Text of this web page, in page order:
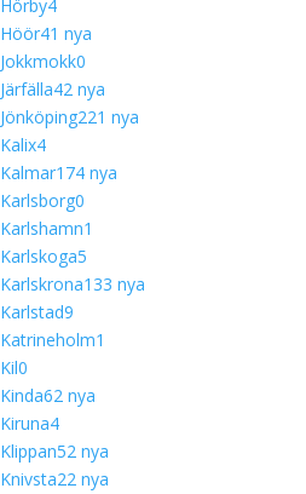
Hörby4
Höör41 nya
Jokkmokk0
Järfälla42 nya
Jönköping221 nya
Kalix4
Kalmar174 nya
Karlsborg0
Karlshamn1
Karlskoga5
Karlskrona133 nya
Karlstad9
Katrineholm1
Kil0
Kinda62 nya
Kiruna4
Klippan52 nya
Knivsta22 nya